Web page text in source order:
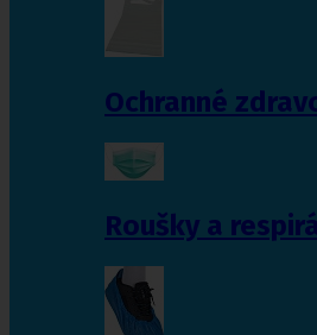
Ochranné
Roušky a